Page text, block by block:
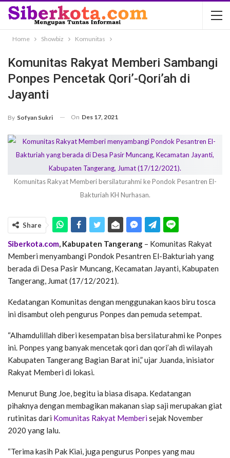
Home Showbiz Komunitas
Komunitas Rakyat Memberi Sambangi
Ponpes Pencetak Qori’-Qori’ah di
Jayanti
By Sofyan Sukri On Des 17, 2021
Komunitas Rakyat Memberi bersilaturahmi ke Pondok Pesantren El-
Bakturiah KH Nurhasan.
Share
Siberkota.com, Kabupaten Tangerang – Komunitas Rakyat
Memberi menyambangi Pondok Pesantren El-Bakturiah yang
berada di Desa Pasir Muncang, Kecamatan Jayanti, Kabupaten
Tangerang, Jumat (17/12/2021).
Kedatangan Komunitas dengan menggunakan kaos biru tosca
ini disambut oleh pengurus Ponpes dan pemuda setempat.
“Alhamdulillah diberi kesempatan bisa bersilaturahmi ke Ponpes
ini. Ponpes yang banyak mencetak qori dan qori’ah di wilayah
Kabupaten Tangerang Bagian Barat ini,” ujar Juanda, inisiator
Rakyat Memberi di lokasi.
Menurut Bung Joe, begitu ia biasa disapa. Kedatangan
pihaknya dengan membagikan makanan siap saji merupakan giat
rutinitas dari Komunitas Rakyat Memberisejak November
2020 yang lalu.
“Terima kasih Pak Kiai, juga pengurus Ponpes yang mau